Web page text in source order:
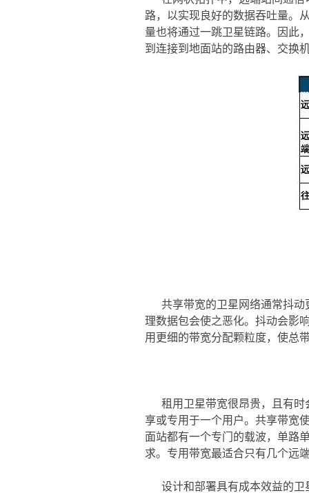
路，以实现良好的数据吞吐量。
量也将通过一跳卫星链路。因此
到连接到地面站的路由器、交换
共享带宽的卫星网络通常抖
理数据包会使之恶化。抖动会影
用更细的带宽分配颗粒度，使总
租用卫星带宽很昂贵，且有
享或专用于一个用户。共享带宽
面站都有一个专门的载波，单路
求。专用带宽最适合只有几个远
设计和部署具有成本效益的